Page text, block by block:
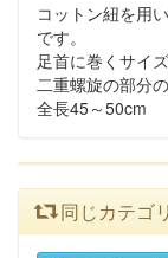
コットン紐を用
です。
足首に巻くサイズ
二重螺旋の部分
全長45～50cm
同じカテゴ